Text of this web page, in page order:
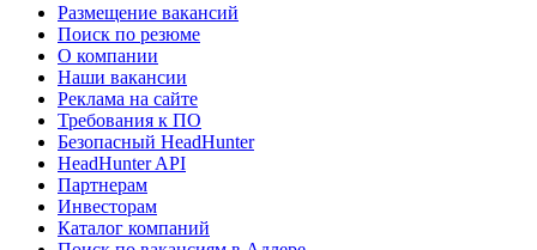
Размещение вакансий
Поиск по резюме
О компании
Наши вакансии
Реклама на сайте
Требования к ПО
Безопасный HeadHunter
HeadHunter API
Партнерам
Инвесторам
Каталог компаний